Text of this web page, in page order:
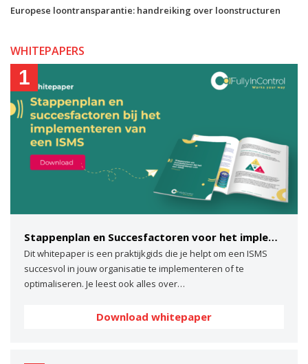
Europese loontransparantie: handreiking over loonstructuren
WHITEPAPERS
1
Stappenplan en Succesfactoren voor het implementeren van een ISMS
Dit whitepaper is een praktijkgids die je helpt om een ISMS
succesvol in jouw organisatie te implementeren of te
optimaliseren. Je leest ook alles over…
Download whitepaper